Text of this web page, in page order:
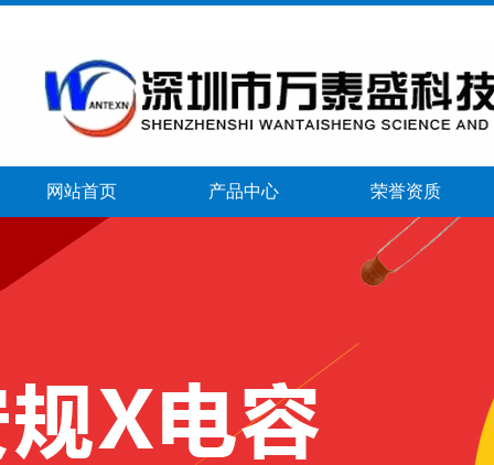
网站首页 产品中心 荣誉资质
banner